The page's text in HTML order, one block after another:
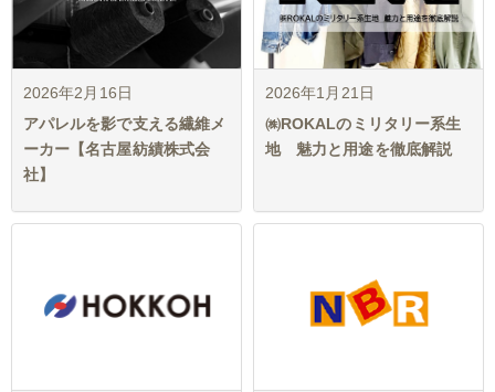
2026年2月16日
アパレルを影で支える繊維メ
ーカー【名古屋紡績株式会
社】
2026年1月21日
㈱ROKALのミリタリー系生
地 魅力と用途を徹底解説